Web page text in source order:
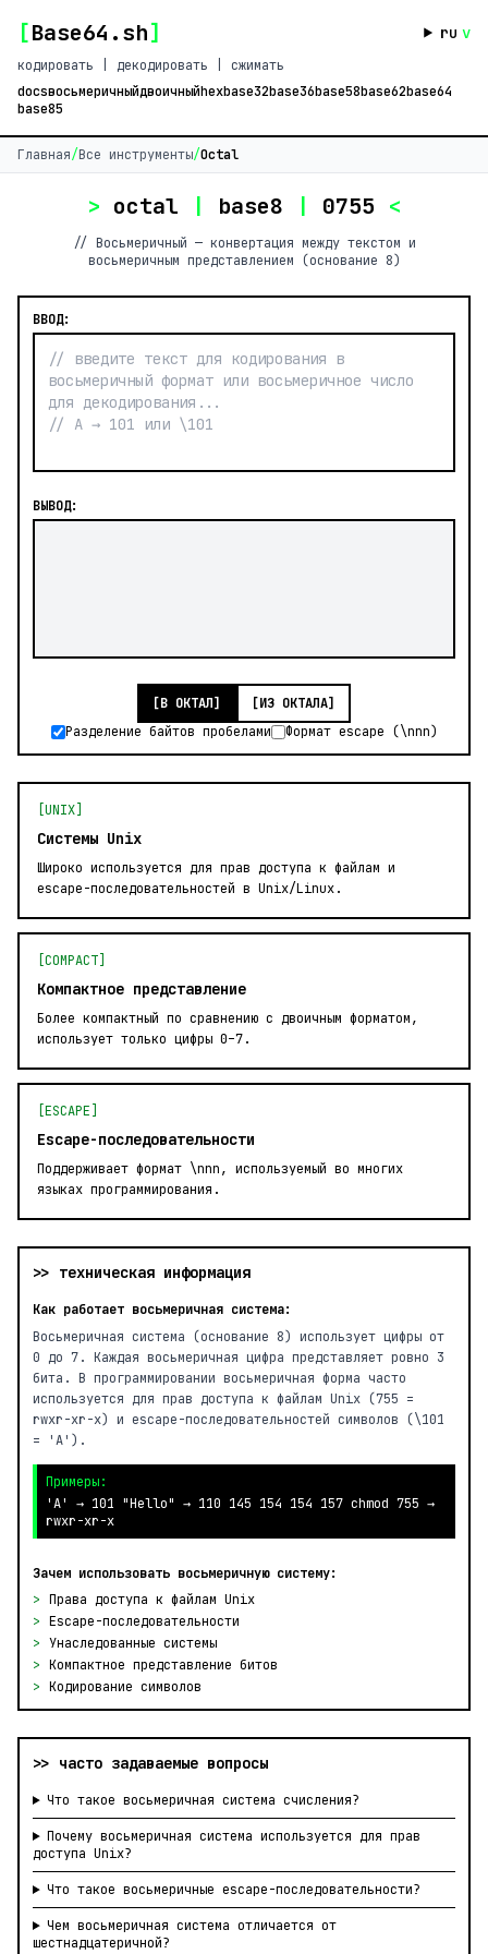
[Base64.sh] ru v
кодировать | декодировать | сжимать
docsвосьмеричныйдвоичныйhexbase32base36base58base62base64
base85
Главная/Все инструменты/Octal
> octal | base8 | 0755 <
// Восьмеричный — конвертация между текстом и
восьмеричным представлением (основание 8)
ВВОД:
ВЫВОД:
[В ОКТАЛ]
[ИЗ ОКТАЛА]
Разделение байтов пробелами
Формат escape (\nnn)
[UNIX]
Системы Unix
Широко используется для прав доступа к файлам и
escape-последовательностей в Unix/Linux.
[COMPACT]
Компактное представление
Более компактный по сравнению с двоичным форматом,
использует только цифры 0–7.
[ESCAPE]
Escape-последовательности
Поддерживает формат \nnn, используемый во многих
языках программирования.
>> техническая информация
Как работает восьмеричная система:
Восьмеричная система (основание 8) использует цифры от
0 до 7. Каждая восьмеричная цифра представляет ровно 3
бита. В программировании восьмеричная форма часто
используется для прав доступа к файлам Unix (755 =
rwxr-xr-x) и escape-последовательностей символов (\101
= 'A').
Примеры:
'A' → 101 "Hello" → 110 145 154 154 157 chmod 755 →
rwxr-xr-x
Зачем использовать восьмеричную систему:
> Права доступа к файлам Unix
> Escape-последовательности
> Унаследованные системы
> Компактное представление битов
> Кодирование символов
>> часто задаваемые вопросы
Что такое восьмеричная система счисления?
Почему восьмеричная система используется для прав
доступа Unix?
Что такое восьмеричные escape-последовательности?
Чем восьмеричная система отличается от
шестнадцатеричной?